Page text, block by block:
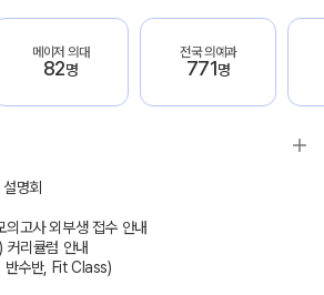
메이저 의대
82명
전국 의예과
771명
명회
고사 외부생 접수 안내
커리큘럼 안내
반수반, Fit Class)